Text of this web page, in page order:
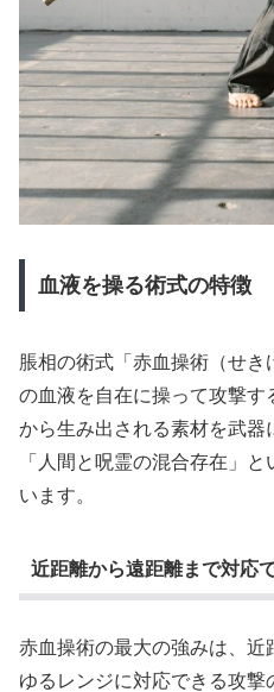
血液を操る術式の特徴
脹相の術式「赤血操術（せ
の血液を自在に操って攻撃
から生み出される素材を武
「人間と呪霊の混合存在」
います。
近距離から遠距離まで対応
赤血操術の最大の強みは、近
ゆるレンジに対応できる攻撃